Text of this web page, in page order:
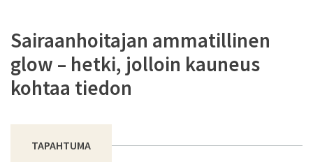
Sairaanhoitajan ammatillinen
glow – hetki, jolloin kauneus
kohtaa tiedon
TAPAHTUMA